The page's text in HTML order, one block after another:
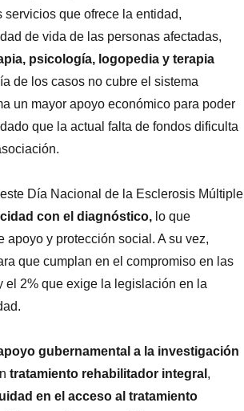
que ofrece la entidad,
de vida de las personas afectadas,
psicología, logopedia y terapia
de los casos no cubre el sistema
un mayor apoyo económico para poder
que la actual falta de fondos dificulta
Día Nacional de la Esclerosis Múltiple
con el diagnóstico, lo que
y protección social. A su vez,
que cumplan en el compromiso en las
el 2% que exige la legislación en la
gubernamental a la investigación
tratamiento rehabilitador integral ,
en el acceso al tratamiento